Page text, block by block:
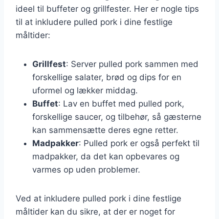
ideel til buffeter og grillfester. Her er nogle tips
til at inkludere pulled pork i dine festlige
måltider:
Grillfest: Server pulled pork sammen med
forskellige salater, brød og dips for en
uformel og lækker middag.
Buffet: Lav en buffet med pulled pork,
forskellige saucer, og tilbehør, så gæsterne
kan sammensætte deres egne retter.
Madpakker: Pulled pork er også perfekt til
madpakker, da det kan opbevares og
varmes op uden problemer.
Ved at inkludere pulled pork i dine festlige
måltider kan du sikre, at der er noget for